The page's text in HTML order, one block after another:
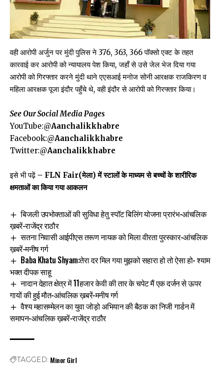
वही आरोपी अर्जुन पर मुंदी पुलिस ने 376, 363, 366 पॉक्सो एक्ट के तहत
कारवाई कर आरोपी को न्यायालय पेश किया, जहाँ से उसे जेल भेज दिया गया
आरोपी को गिरफ्तार करने मुंदी थाने एएसआई मनोज सोनी आरक्षक राजकिरण व
महिला आरक्षक पूजा इंदौर पहुँचे थे, वही इंदौर से आरोपी को गिरफ्तार किया।
See Our Social Media Pages
YouTube:@Aanchalikkhabre
Facebook:@Aanchalikkhabre
Twitter:@Aanchalikkhabre
इसे भी पढ़ें – FLN Fair(मेला) में स्टालों के माध्यम से बच्चों के शारीरिक
क्षमताओं का किया गया आकलन
बिजली उपभोक्ताओं की सुविधा हेतु स्पॉट बिलिंग योजना प्रारंभ-आंचलिक
ख़बरें-राजेंद्र राठौर
सतना निवासी आईपीएस तरूण नायक को मिला वीरता पुरस्कार-आंचलिक
ख़बरें-मनीष गर्ग
Baba Khatu Shyam:तेरा दर मिल गया मुझको सहारा हो तो ऐसा हो- श्याम
भक्त दीपक साहू
नादान देहात क्षेत्र में 11हजार केवी की तार के चपेट मैं एक दर्जन से ऊपर
गायों की हुई मौत-आंचलिक ख़बरें-मनीष गर्ग
वैश्य महासम्मेलन का युवा जोड़ो अभियान की बैठक का निजी गार्डन में
समापन-आंचलिक ख़बरें-राजेंद्र राठौर
TAGGED: Minor Girl